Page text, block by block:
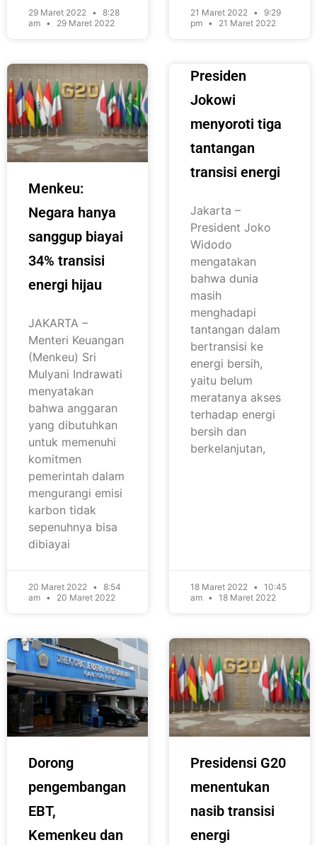
29 Maret 2022
8:28
am
29 Maret 2022
21 Maret 2022
9:29
pm
21 Maret 2022
Menkeu:
Negara hanya
sanggup biayai
34% transisi
energi hijau
JAKARTA –
Menteri Keuangan
(Menkeu) Sri
Mulyani Indrawati
menyatakan
bahwa anggaran
yang dibutuhkan
untuk memenuhi
komitmen
pemerintah dalam
mengurangi emisi
karbon tidak
sepenuhnya bisa
dibiayai
20 Maret 2022
8:54
am
20 Maret 2022
Presiden
Jokowi
menyoroti tiga
tantangan
transisi energi
Jakarta –
President Joko
Widodo
mengatakan
bahwa dunia
masih
menghadapi
tantangan dalam
bertransisi ke
energi bersih,
yaitu belum
meratanya akses
terhadap energi
bersih dan
berkelanjutan,
18 Maret 2022
10:45
am
18 Maret 2022
Dorong
pengembangan
EBT,
Kemenkeu dan
Presidensi G20
menentukan
nasib transisi
energi